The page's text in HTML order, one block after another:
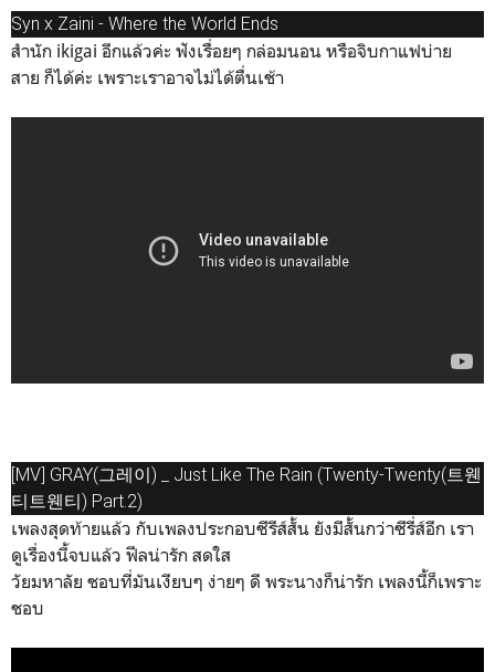
Syn x Zaini - Where the World Ends
สำนัก ikigai อีกแล้วค่ะ ฟังเรื่อยๆ กล่อมนอน หรือจิบกาแฟบ่าย
สาย ก็ได้ค่ะ เพราะเราอาจไม่ได้ตื่นเช้า
[MV] GRAY(그레이) _ Just Like The Rain (Twenty-Twenty(트웬
티트웬티) Part.2)
เพลงสุดท้ายแล้ว กับเพลงประกอบซีรีส์สั้น ยังมีสั้นกว่าซีรี่ส์อีก เรา
ดูเรื่องนี้จบแล้ว ฟีลน่ารัก สดใส
วัยมหาลัย ชอบที่มันเงียบๆ ง่ายๆ ดี พระนางก็น่ารัก เพลงนี้ก็เพราะ
ชอบ